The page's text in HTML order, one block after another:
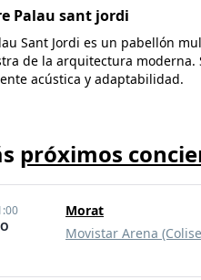
Palau sant jordi
Sant Jordi es un pabellón
de la arquitectura
acústica y adaptabilidad.
próximos
Morat
Movistar Arena